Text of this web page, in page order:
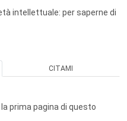
intellettuale: per saperne di
CITAMI
prima pagina di questo